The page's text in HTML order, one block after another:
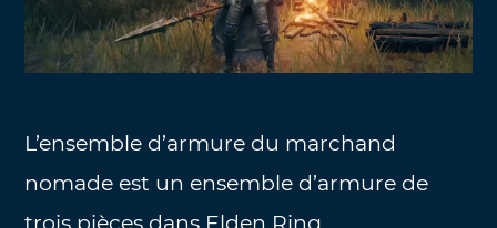
L’ensemble d’armure du marchand
nomade est un ensemble d’armure de